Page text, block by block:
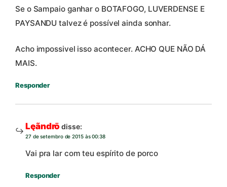
Se o Sampaio ganhar o BOTAFOGO, LUVERDENSE E
PAYSANDU talvez é possível ainda sonhar.
Acho impossivel isso acontecer. ACHO QUE NÃO DÁ
MAIS.
Responder
Lęãndrō disse:
27 de setembro de 2015 às 00:38
Vai pra lar com teu espírito de porco
Responder